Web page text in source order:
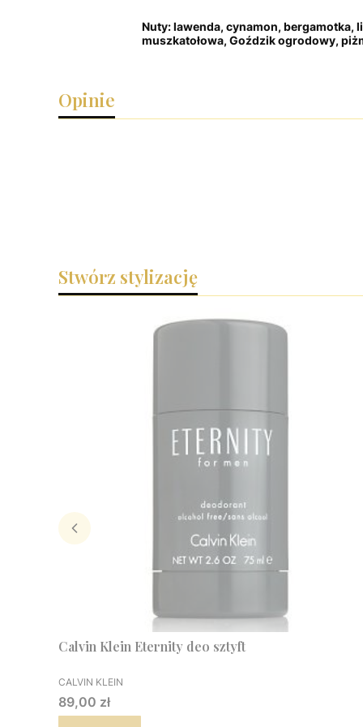
Nuty: lawenda, cynamon, bergamotka,
muszkatołowa, Goździk ogrodowy,
Opinie
Stwórz stylizację
Calvin Klein Eternity deo sztyft
PRODUCENT
CALVIN KLEIN
Cena
89,00 zł